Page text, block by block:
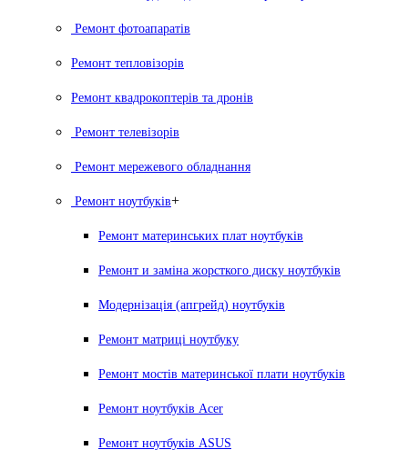
Ремонт фотоапаратів
Ремонт тепловізорів
Ремонт квадрокоптерів та дронів
Ремонт телевізорів
Ремонт мережевого обладнання
Ремонт ноутбуків+
Ремонт материнських плат ноутбуків
Ремонт и заміна жорсткого диску ноутбуків
Модернізація (апгрейд) ноутбуків
Ремонт матриці ноутбуку
Ремонт мостів материнської плати ноутбуків
Ремонт ноутбуків Acer
Ремонт ноутбуків ASUS